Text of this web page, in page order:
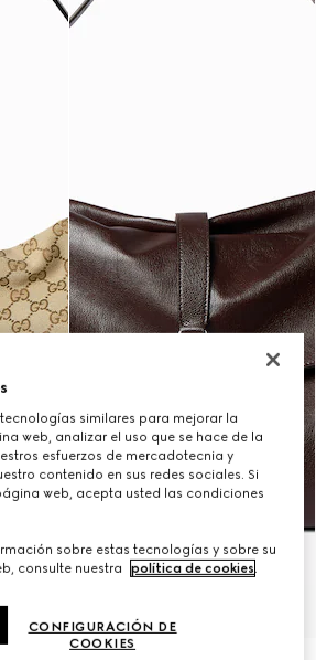
similares para mejorar la
web, analizar el uso que se hace de la
esfuerzos de mercadotecnia y
contenido en sus redes sociales. Si
web, acepta usted las condiciones
sobre estas tecnologías y sobre su
consulte nuestra
política de cookies.
CONFIGURACIÓN DE
COOKIES